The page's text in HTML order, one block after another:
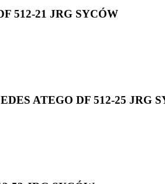
512-21 JRG SYCÓW
ATEGO DF 512-25 JRG